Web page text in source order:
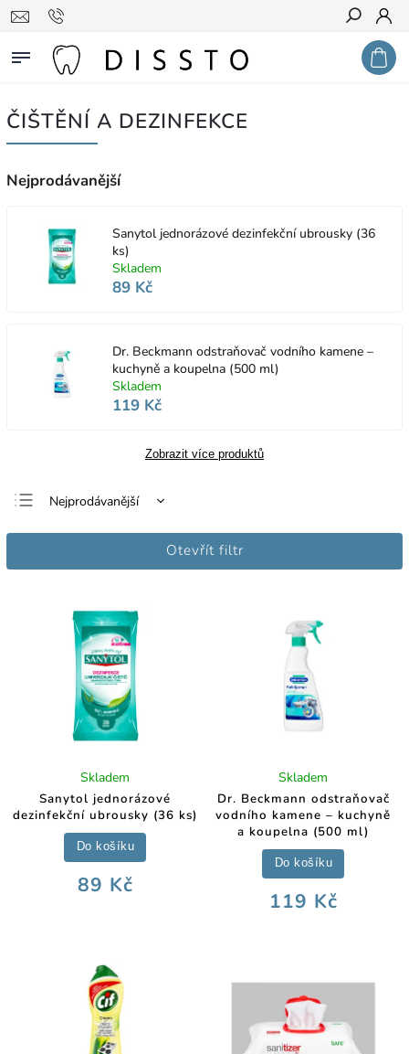
Hledat
ČIŠTĚNÍ A DEZINFEKCE
Nejprodávanější
Sanytol jednorázové dezinfekční ubrousky (36
ks)
Skladem
89 Kč
Dr. Beckmann odstraňovač vodního kamene –
kuchyně a koupelna (500 ml)
Skladem
119 Kč
Zobrazit více produktů
Nejprodávanější
Nejlevnější
Otevřít filtr
Sanytol jednorázové
dezinfekční ubrousky (36 ks)
Skladem
89 Kč
Do košíku
Dr. Beckmann odstraňovač
vodního kamene – kuchyně
a koupelna (500 ml)
Skladem
119 Kč
Do košíku